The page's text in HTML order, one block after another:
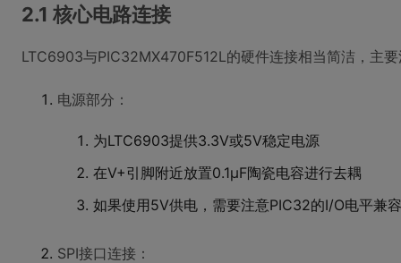
2.1 核心电路连接
LTC6903与PIC32MX470F512L的硬件连接相当简洁，主
电源部分：
为LTC6903提供3.3V或5V稳定电源
在V+引脚附近放置0.1μF陶瓷电容进行去耦
如果使用5V供电，需要注意PIC32的I/O电平兼
SPI接口连接：